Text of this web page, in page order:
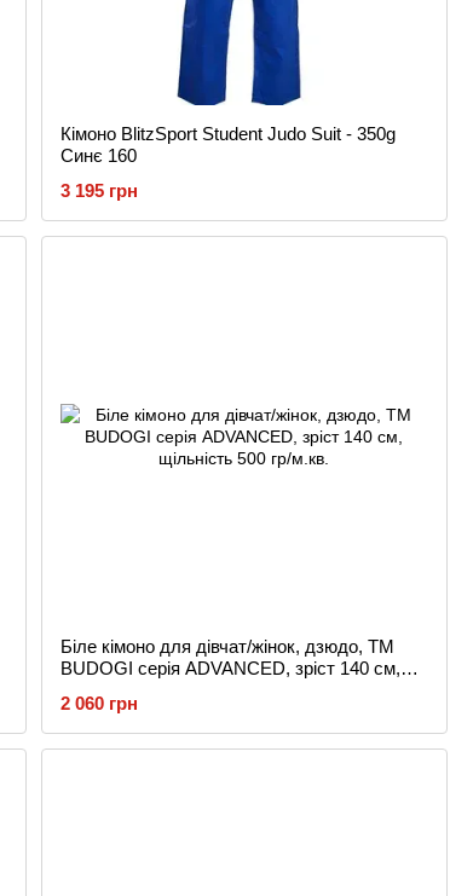
Кімоно BlitzSport Student Judo Suit - 350g
Синє 160
3 195 грн
Біле кімоно для дівчат/жінок, дзюдо, TM
BUDOGI серія ADVANCED, зріст 140 см,
2 060 грн